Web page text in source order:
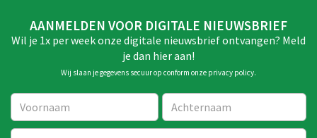
AANMELDEN VOOR DIGITALE NIEUWSBRIEF
Wil je 1x per week onze digitale nieuwsbrief ontvangen? Meld
je dan hier aan!
Wij slaan je gegevens secuur op conform onze privacy policy.